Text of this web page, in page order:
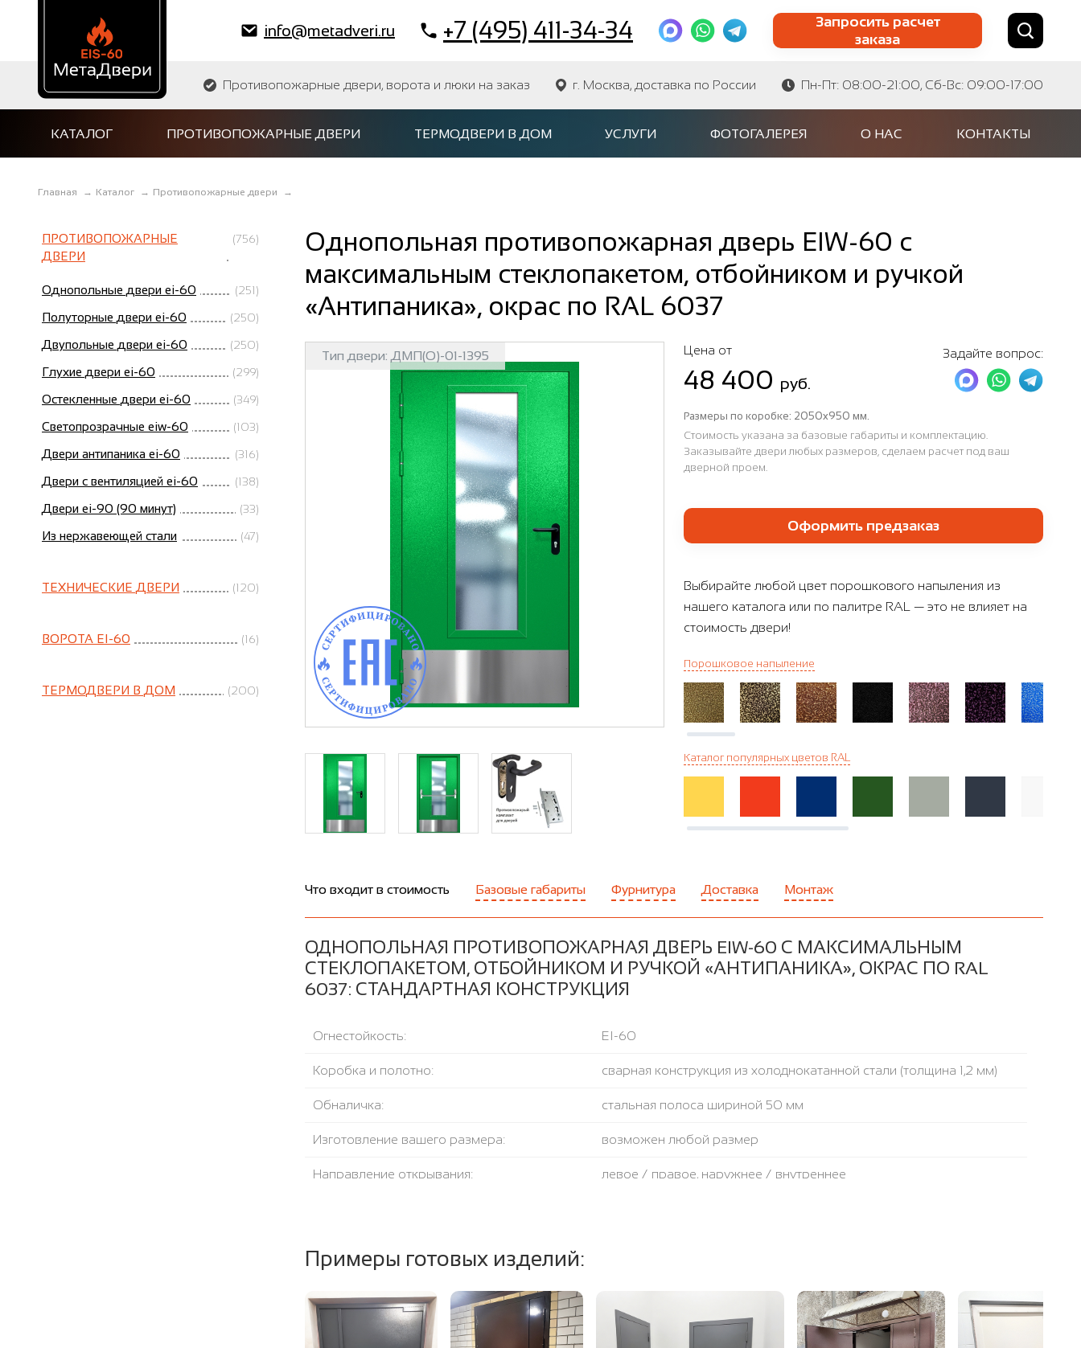
info@metadveri.ru +7 (495) 411-34-34
Запросить расчет
заказа
Найти по сайту Найти по артикулу
Противопожарные двери, ворота и люки на заказ г. Москва, доставка по России Пн-Пт: 08:00-21:00, Сб-Вс: 09:00-17:00
КАТАЛОГ ПРОТИВОПОЖАРНЫЕ ДВЕРИ ТЕРМОДВЕРИ В ДОМ УСЛУГИ ФОТОГАЛЕРЕЯ О НАС КОНТАКТЫ
Главная → Каталог → Противопожарные двери →
ПРОТИВОПОЖАРНЫЕ
ДВЕРИ
(756)
Однопольные двери ei-60 (251)
Полуторные двери ei-60 (250)
Двупольные двери ei-60 (250)
Глухие двери ei-60 (299)
Остекленные двери ei-60 (349)
Светопрозрачные eiw-60 (103)
Двери антипаника ei-60 (316)
Двери с вентиляцией ei-60 (138)
Двери ei-90 (90 минут) (33)
Из нержавеющей стали (47)
ТЕХНИЧЕСКИЕ ДВЕРИ (120)
ВОРОТА EI-60 (16)
ТЕРМОДВЕРИ В ДОМ (200)
Однопольная противопожарная дверь EIW-60 с
максимальным стеклопакетом, отбойником и ручкой
«Антипаника», окрас по RAL 6037
Тип двери: ДМП(О)-01-1395 Цена от
48 400 руб.
Задайте вопрос:
Размеры по коробке: 2050x950 мм.
Стоимость указана за базовые габариты и комплектацию.
Заказывайте двери любых размеров, сделаем расчет под ваш
дверной проем.
Оформить предзаказ
Выбирайте любой цвет порошкового напыления из
нашего каталога или по палитре RAL — это не влияет на
стоимость двери!
Порошковое напыление
Каталог популярных цветов RAL
Что входит в стоимость Базовые габариты Фурнитура Доставка Монтаж
ОДНОПОЛЬНАЯ ПРОТИВОПОЖАРНАЯ ДВЕРЬ EIW-60 С МАКСИМАЛЬНЫМ
СТЕКЛОПАКЕТОМ, ОТБОЙНИКОМ И РУЧКОЙ «АНТИПАНИКА», ОКРАС ПО RAL
6037: СТАНДАРТНАЯ КОНСТРУКЦИЯ
Огнестойкость: EI-60
Коробка и полотно: сварная конструкция из холоднокатанной стали (толщина 1,2 мм)
Обналичка: стальная полоса шириной 50 мм
Изготовление вашего размера: возможен любой размер
Направление открывания: левое / правое, наружнее / внутреннее
Примеры готовых изделий: